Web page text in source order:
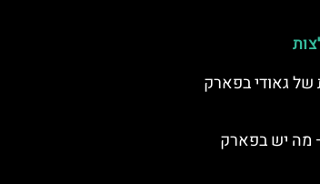
של גאודי בפארק
מה יש בפארק